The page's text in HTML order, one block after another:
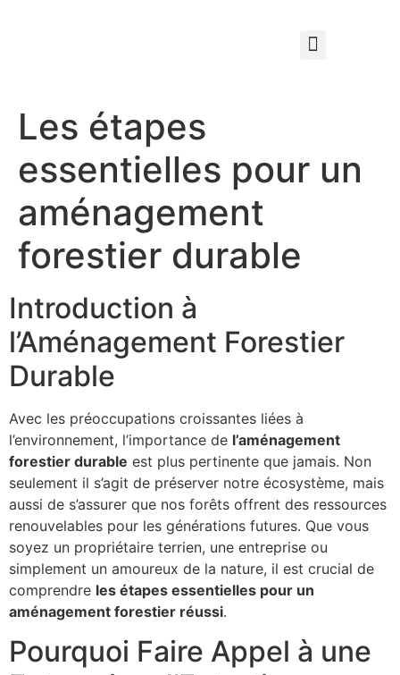
Les étapes
essentielles pour un
aménagement
forestier durable
Introduction à
l’Aménagement Forestier
Durable
Avec les préoccupations croissantes liées à
l’environnement, l’importance de l’aménagement
forestier durable est plus pertinente que jamais. Non
seulement il s’agit de préserver notre écosystème, mais
aussi de s’assurer que nos forêts offrent des ressources
renouvelables pour les générations futures. Que vous
soyez un propriétaire terrien, une entreprise ou
simplement un amoureux de la nature, il est crucial de
comprendre les étapes essentielles pour un
aménagement forestier réussi.
Pourquoi Faire Appel à une